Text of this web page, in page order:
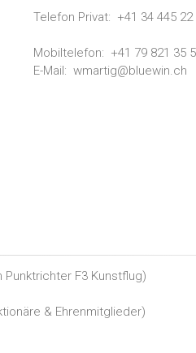
Telefon Privat: +41 34 445 22
Mobiltelefon: +41 79 821 35
E-Mail: wmartig@bluewin.ch
Punktrichter F3 Kunstflug)
& Ehrenmitglieder)